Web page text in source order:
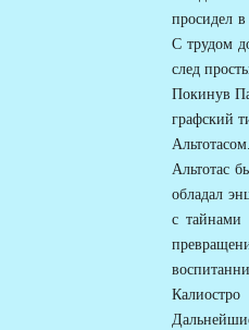
просидел
С трудом
след
Покинув
графский
Альтотас
обладал
с тайнами